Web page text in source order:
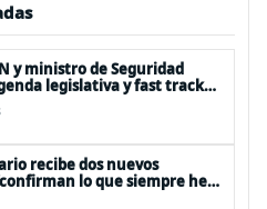
y ministro de Seguridad
legislativa y fast track
recibe dos nuevos
lo que siempre he
droga”